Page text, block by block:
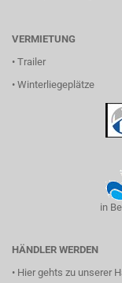
VERMIETUNG
• Trailer
• Winterliegeplätze
in
HÄNDLER WERDEN
• Hier gehts zu unserer